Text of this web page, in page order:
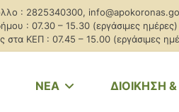
: 2825340300,
: 07.30 – 15.30 (εργάσιμες ημέρες)
στα ΚΕΠ : 07.45 – 15.00 (εργάσιμες
NEA ΔΙΟΙΚΗΣΗ